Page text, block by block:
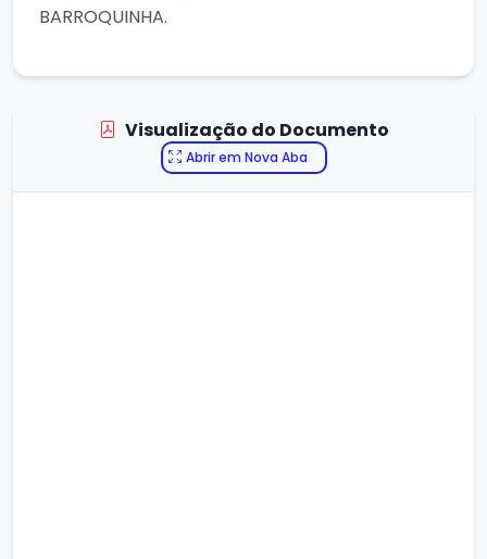
BARROQUINHA.
Visualização do Documento
Abrir em Nova Aba